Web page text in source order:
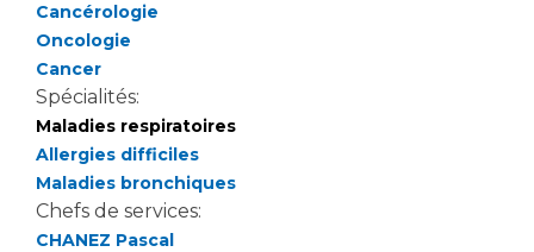
Cancérologie
Oncologie
Cancer
Spécialités:
Maladies respiratoires
Allergies difficiles
Maladies bronchiques
Chefs de services:
CHANEZ Pascal